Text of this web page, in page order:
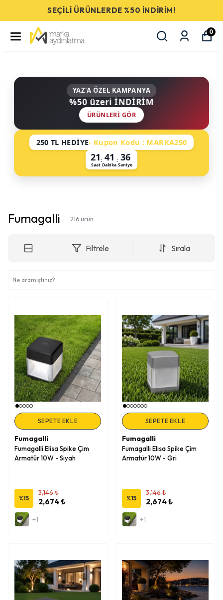
SEÇİLİ ÜRÜNLERDE %50 İNDİRİM!
0
YAZ'A ÖZEL KAMPANYA
%50 üzeri İNDİRİM
ÜRÜNLERI GÖR
250 TL HEDİYE- Kupon Kodu : MARKA250
21
Saat
: 41
Dakika
: 35
Saniye
Fumagalli 216 ürün
Filtrele Sırala
SEPETE EKLE
Fumagalli
Fumagalli Elisa Spike Çim
Armatür 10W - Siyah
%15
3,146 ₺
2,674 ₺
+1
SEPETE EKLE
Fumagalli
Fumagalli Elisa Spike Çim
Armatür 10W - Gri
%15
3,146 ₺
2,674 ₺
+1